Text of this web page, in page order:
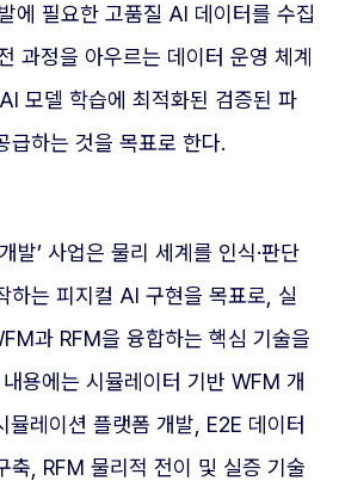
에 필요한 고품질 AI 데이터를 수집
과정을 아우르는 데이터 운영 체계
모델 학습에 최적화된 검증된 파
급하는 것을 목표로 한다.
발’ 사업은 물리 세계를 인식·판단
하는 피지컬 AI 구현을 목표로, 실
과 RFM을 융합하는 핵심 기술을
용에는 시뮬레이터 기반 WFM 개
뮬레이션 플랫폼 개발, E2E 데이터
축, RFM 물리적 전이 및 실증 기술